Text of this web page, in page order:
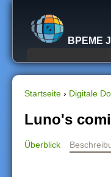
ВРЕМЕ
S
i
Startseite › Digitale
Luno's
Überblick